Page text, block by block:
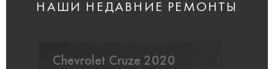
НАШИ НЕДАВНИЕ РЕМОНТЫ
Chevrolet Cruze 2020